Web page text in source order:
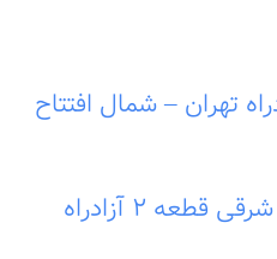
تهران – شمال افتتاح
افتتاح قریب‌الوقوع باند شرقی قطعه ۲ آزادراه